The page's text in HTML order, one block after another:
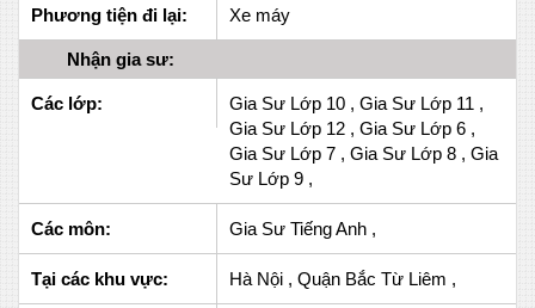
Phương tiện đi lại: Xe máy
Nhận gia sư:
Các lớp:
Gia Sư Lớp 10 , Gia Sư Lớp 11 ,
Gia Sư Lớp 12 , Gia Sư Lớp 6 ,
Gia Sư Lớp 7 , Gia Sư Lớp 8 , Gia
Sư Lớp 9 ,
Các môn: Gia Sư Tiếng Anh ,
Tại các khu vực: Hà Nội , Quận Bắc Từ Liêm ,